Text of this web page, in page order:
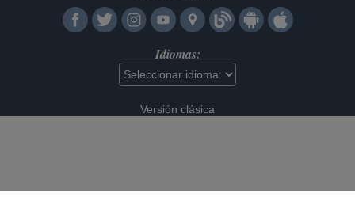
Idiomas:
Versión clásica